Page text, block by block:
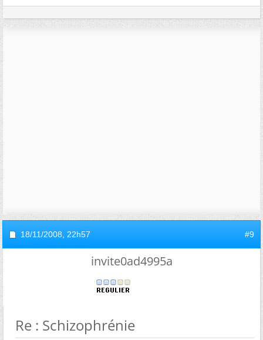
18/11/2008, 22h57 #9
invite0ad4995a
Re : Schizophrénie